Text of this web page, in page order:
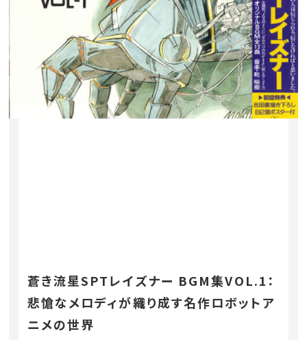
蒼き流星SPTレイズナー BGM集VOL.1：
悲愴なメロディが織り成す名作ロボットア
ニメの世界